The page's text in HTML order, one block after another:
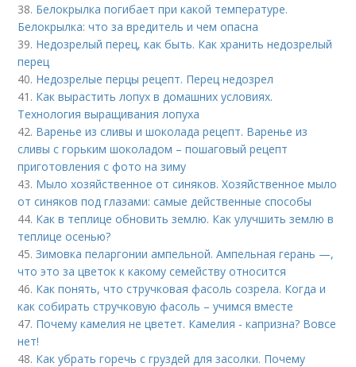
38. Белокрылка погибает при какой температуре.
Белокрылка: что за вредитель и чем опасна
39. Недозрелый перец, как быть. Как хранить недозрелый
перец
40. Недозрелые перцы рецепт. Перец недозрел
41. Как вырастить лопух в домашних условиях.
Технология выращивания лопуха
42. Варенье из сливы и шоколада рецепт. Варенье из
сливы с горьким шоколадом – пошаговый рецепт
приготовления с фото на зиму
43. Мыло хозяйственное от синяков. Хозяйственное мыло
от синяков под глазами: самые действенные способы
44. Как в теплице обновить землю. Как улучшить землю в
теплице осенью?
45.Зимовка пеларгонии ампельной. Ампельная герань —,
что это за цветок к какому семейству относится
46. Как понять, что стручковая фасоль созрела. Когда и
как собирать стручковую фасоль – учимся вместе
47. Почему камелия не цветет. Камелия - капризна? Вовсе
нет!
48. Как убрать горечь с груздей для засолки. Почему